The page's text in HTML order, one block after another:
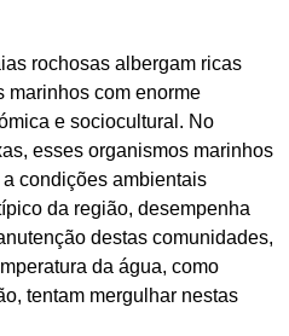
rochosas albergam ricas
marinhos com enorme
e sociocultural. No
esses organismos marinhos
condições ambientais
da região, desempenha
destas comunidades,
da água, como
tentam mergulhar nestas